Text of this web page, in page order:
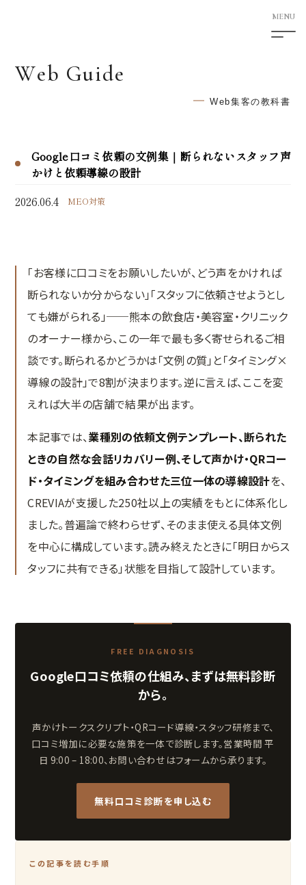
5F Shimotori Building
HOME
MEO対策
口コミ対策システム
実績紹介
Web集客の教科書
お問い合わせ
Web Guide
Web集客の教科書
Google口コミ依頼の文例集｜断られないスタッフ声
かけと依頼導線の設計
2026.06.4
MEO対策
「お客様に口コミをお願いしたいが、どう声をかければ
断られないか分からない」「スタッフに依頼させようとし
ても嫌がられる」──熊本の飲食店・美容室・クリニック
のオーナー様から、この一年で最も多く寄せられるご相
談です。断られるかどうかは「文例の質」と「タイミング×
導線の設計」で8割が決まります。逆に言えば、ここを変
えれば大半の店舗で結果が出ます。
本記事では、業種別の依頼文例テンプレート、断られた
ときの自然な会話リカバリー例、そして声かけ・QRコー
ド・タイミングを組み合わせた三位一体の導線設計を、
CREVIAが支援した250社以上の実績をもとに体系化し
ました。普遍論で終わらせず、そのまま使える具体文例
を中心に構成しています。読み終えたときに「明日からス
タッフに共有できる」状態を目指して設計しています。
FREE DIAGNOSIS
Google口コミ依頼の仕組み、まずは無料診断
から。
声かけトークスクリプト・QRコード導線・スタッフ研修まで、
口コミ増加に必要な施策を一体で診断します。営業時間 平
日 9:00 – 18:00、お問い合わせはフォームから承ります。
無料口コミ診断を申し込む
この記事を読む手順